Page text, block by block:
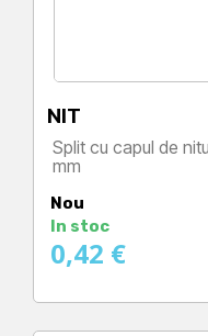
NIT
Split cu capul de
mm
Nou
In stoc
0,42 €